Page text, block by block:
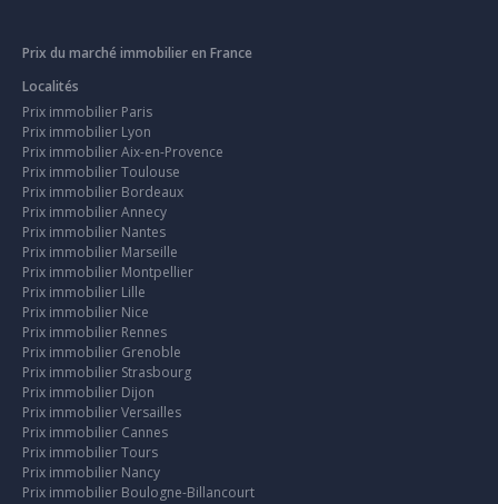
Prix du marché immobilier en France
Localités
Prix immobilier Paris
Prix immobilier Lyon
Prix immobilier Aix-en-Provence
Prix immobilier Toulouse
Prix immobilier Bordeaux
Prix immobilier Annecy
Prix immobilier Nantes
Prix immobilier Marseille
Prix immobilier Montpellier
Prix immobilier Lille
Prix immobilier Nice
Prix immobilier Rennes
Prix immobilier Grenoble
Prix immobilier Strasbourg
Prix immobilier Dijon
Prix immobilier Versailles
Prix immobilier Cannes
Prix immobilier Tours
Prix immobilier Nancy
Prix immobilier Boulogne-Billancourt